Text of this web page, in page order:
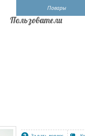
Повары
Пользователи